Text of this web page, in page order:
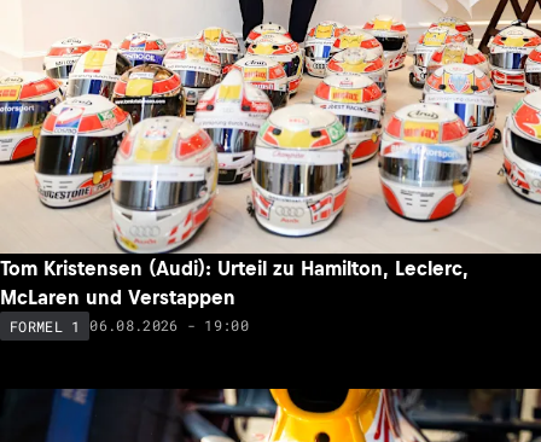
Tom Kristensen (Audi): Urteil zu Hamilton, Leclerc,
McLaren und Verstappen
FORMEL 1 06.08.2026 - 19:00